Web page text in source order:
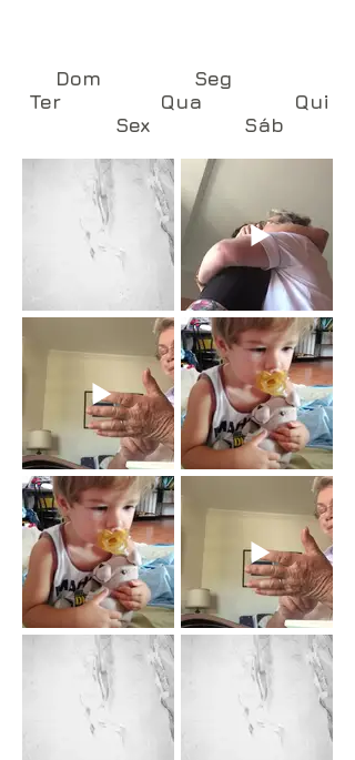
Dom Seg
Ter Qua Qui
Sex Sáb